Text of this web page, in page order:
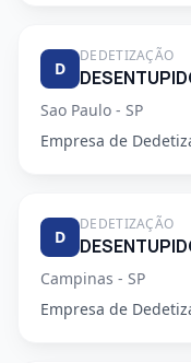
D
DEDETIZAÇÃO
Sao Paulo - SP
Empresa de
D
DEDETIZAÇÃO
Campinas - SP
Empresa de